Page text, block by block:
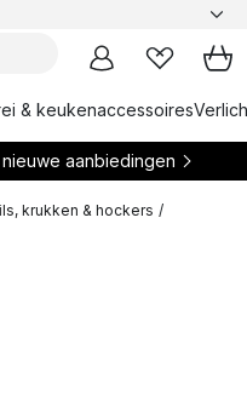
& keukenaccessoires
aanbiedingen
krukken & hockers /